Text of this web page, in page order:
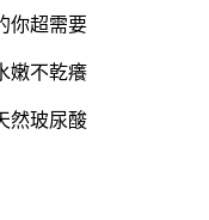
你超需要
嫩不乾癢
然玻尿酸